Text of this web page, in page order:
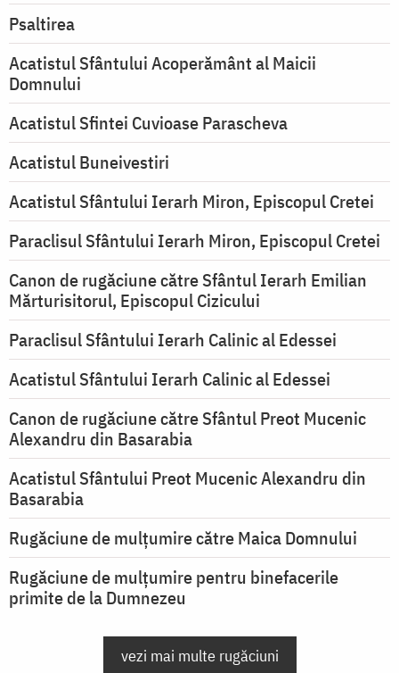
Psaltirea
Acatistul Sfântului Acoperământ al Maicii
Domnului
Acatistul Sfintei Cuvioase Parascheva
Acatistul Buneivestiri
Acatistul Sfântului Ierarh Miron, Episcopul Cretei
Paraclisul Sfântului Ierarh Miron, Episcopul Cretei
Canon de rugăciune către Sfântul Ierarh Emilian
Mărturisitorul, Episcopul Cizicului
Paraclisul Sfântului Ierarh Calinic al Edessei
Acatistul Sfântului Ierarh Calinic al Edessei
Canon de rugăciune către Sfântul Preot Mucenic
Alexandru din Basarabia
Acatistul Sfântului Preot Mucenic Alexandru din
Basarabia
Rugăciune de mulţumire către Maica Domnului
Rugăciune de mulțumire pentru binefacerile
primite de la Dumnezeu
vezi mai multe rugăciuni